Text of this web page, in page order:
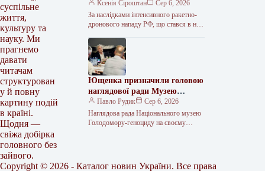
суспільне
життя,
культуру та
науку. Ми
прагнемо
давати
читачам
структурован
у й повну
картину подій
в країні.
Щодня —
свіжа добірка
головного без
зайвого.
поранених сягнула 36
Ксенія Сіроштан
Сер 6, 2026
За наслідками інтенсивного ракетно-
дронового нападу РФ, що стався в ніч
зафіксовано 36 поранених, 16 людей…
Ющенка призначили головою
наглядової ради Музею
Голодомору
Павло Рудик
Сер 6, 2026
Наглядова рада Національного музею
Голодомору-геноциду на своєму
Copyright © 2026 - Каталог новин України. Все права